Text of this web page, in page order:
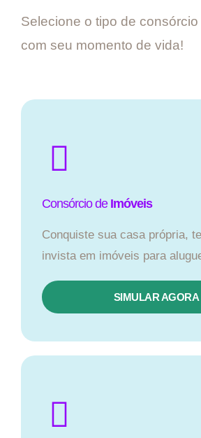
Selecione o tipo de
com seu momento de vida!
Consórcio de Imóveis
Conquiste sua casa própria,
invista em imóveis para
SIMULAR AGORA​